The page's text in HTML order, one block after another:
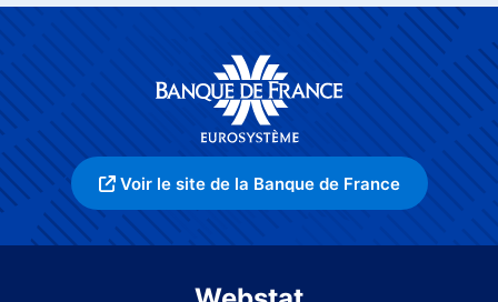
Voir le site de la Banque de France